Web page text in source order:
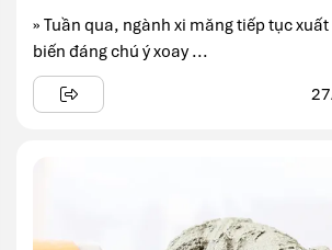
» Tuần qua, ngành xi măng tiếp tục
biến đáng chú ý xoay ...